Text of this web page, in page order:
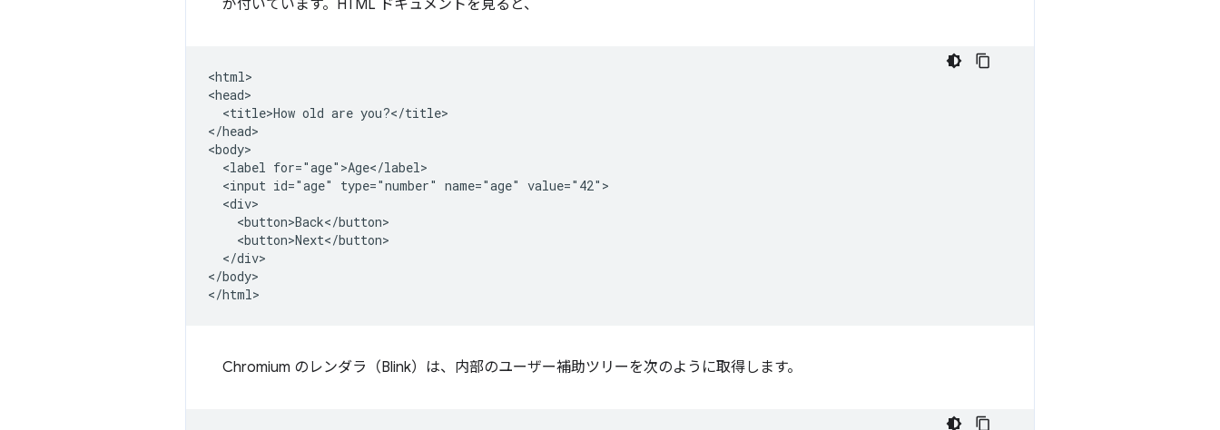
が付いています。HTML ドキュメントを見ると、
<html>
<head>
  <title>How old are you?</title>
</head>
<body>
  <label for="age">Age</label>
  <input id="age" type="number" name="age" value="42">
  <div>
    <button>Back</button>
    <button>Next</button>
  </div>
</body>
Chromium のレンダラ（Blink）は、内部のユーザー補助ツリーを次のように取得します。